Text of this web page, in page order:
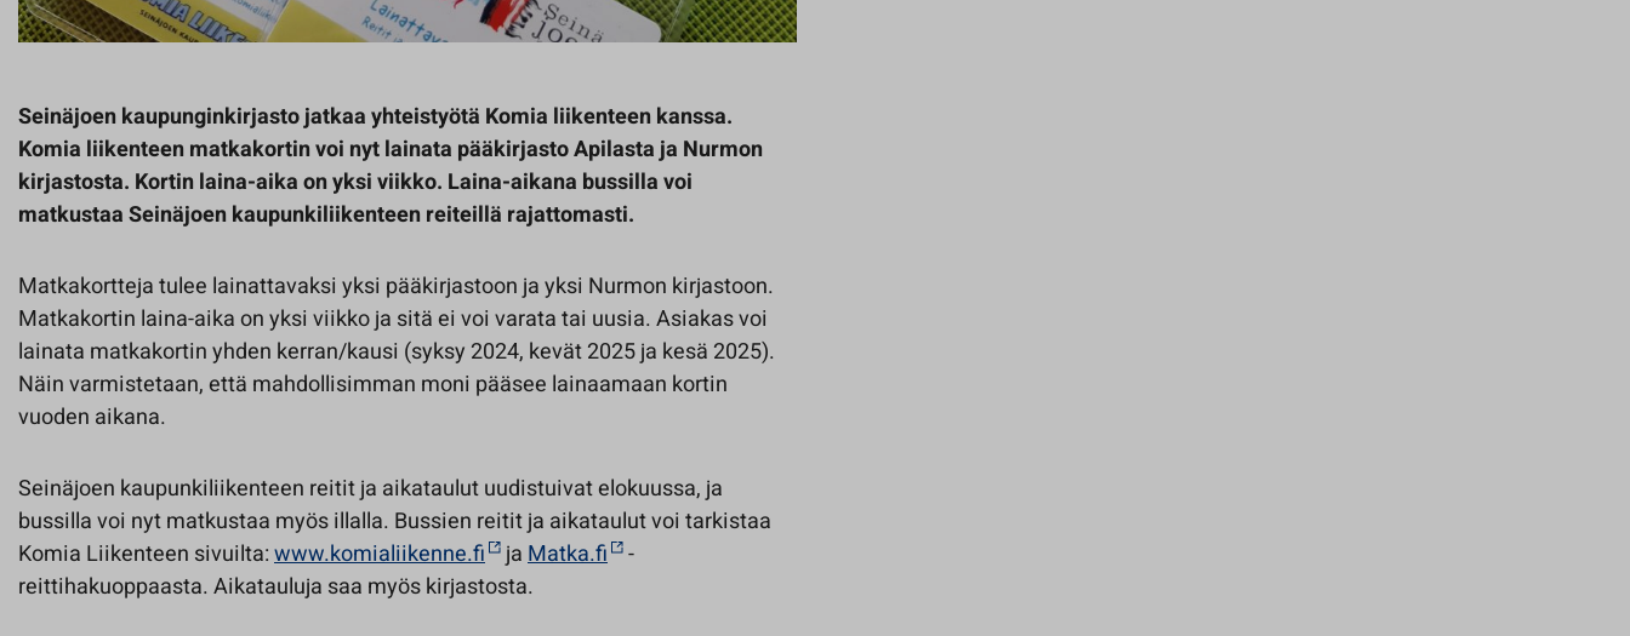
Seinäjoen kaupunginkirjasto jatkaa yhteistyötä Komia liikenteen kanssa.
Komia liikenteen matkakortin voi nyt lainata pääkirjasto Apilasta ja Nurmon
kirjastosta. Kortin laina-aika on yksi viikko. Laina-aikana bussilla voi
matkustaa Seinäjoen kaupunkiliikenteen reiteillä rajattomasti.
Matkakortteja tulee lainattavaksi yksi pääkirjastoon ja yksi Nurmon kirjastoon.
Matkakortin laina-aika on yksi viikko ja sitä ei voi varata tai uusia. Asiakas voi
lainata matkakortin yhden kerran/kausi (syksy 2024, kevät 2025 ja kesä 2025).
Näin varmistetaan, että mahdollisimman moni pääsee lainaamaan kortin
vuoden aikana.
Seinäjoen kaupunkiliikenteen reitit ja aikataulut uudistuivat elokuussa, ja
bussilla voi nyt matkustaa myös illalla. Bussien reitit ja aikataulut voi tarkistaa
Komia Liikenteen sivuilta:www.komialiikenne.fi jaMatka.fi
-
reittihakuoppaasta. Aikatauluja saa myös kirjastosta.